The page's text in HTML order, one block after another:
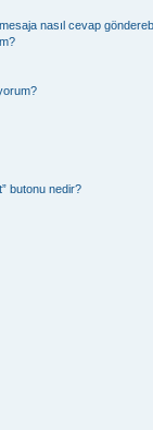
nasıl cevap
butonu nedir?